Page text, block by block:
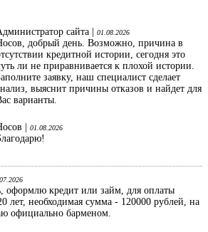
сайта |
01.08.2026
добрый день. Возможно, причина в
кредитной истории, сегодня это
ли не приравнивается к плохой истории.
заявку, наш специалист сделает
выяснит причины отказов и найдет для
варианты.
| 01.08.2026
оформлю кредит или займ, для оплаты
лет, необходимая сумма - 120000 рублей, на
официально барменом.